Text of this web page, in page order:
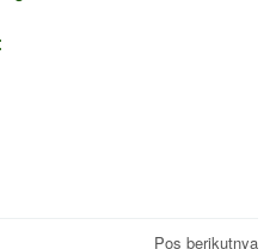
Pos berikutnya